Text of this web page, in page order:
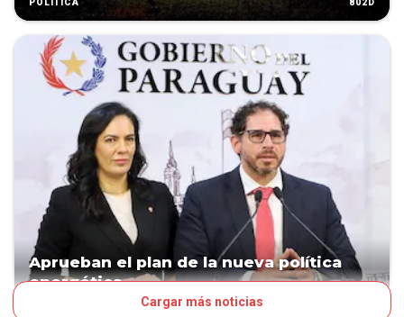
POLÍTICA 802D
Aprueban el plan de la nueva política
energética
Cargar más noticias